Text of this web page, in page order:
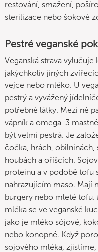
restování, smažení,
sterilizace nebo šokové
Pestré veganské
Veganská strava vylučuje
jakýchkoliv jiných
vejce nebo mléko. U
pestrý a vyvážený
potřebné látky. Mezi ně
vápník a omega-3
být velmi pestrá. Je
čočka, hrách, obilninách,
houbách a oříšcích.
proteinu a v podobě tofu
nahrazujícím maso. Mají
burgery nebo mleté tofu.
mléka se ve veganské
jako je mléko sójové,
nebo konopné. Když
sojového mléka, zjistíme,